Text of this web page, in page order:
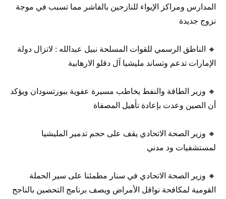
المدارس ومراكز الإيواء للنازحين بالفاشر مما تسبب في موجة
نزوج جديدة
🔸 الناطق الرسمي للقوات المسلحة نبيل عبدالله : لاتزال دولة
الإمارات تدعم وتساند مليشيا آل دقلو الارهابية
🔸 وزير الطاقة والنفط يخاطب مسيرة عفوية ببورتسودان ويؤكد
أن الصين وعدت بإعادة تأهيل المصفاة
🔸 وزير الصحة الاتحادي يقف على حجم تدمير المليشيا
لمستشفيات ود مدني
🔸 وزير الصحة الاتحادي في سنار مطمئنا على سير الحملة
القومية لمكافحة نواقل الأمراض ويصف برنامج التحصين بالناجح